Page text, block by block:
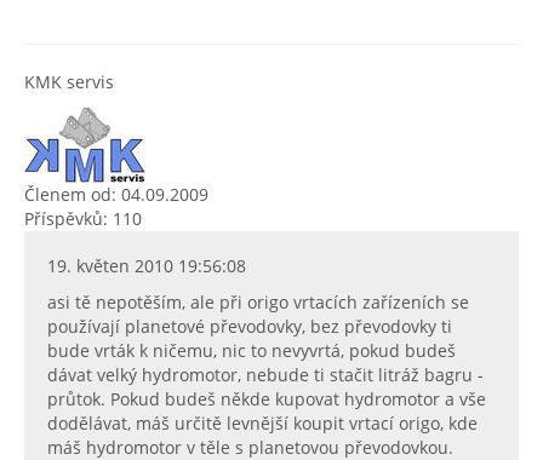
KMK servis
Členem od: 04.09.2009
Příspěvků: 110
19. květen 2010 19:56:08
asi tě nepotěším, ale při origo vrtacích zařízeních se
používají planetové převodovky, bez převodovky ti
bude vrták k ničemu, nic to nevyvrtá, pokud budeš
dávat velký hydromotor, nebude ti stačit litráž bagru -
průtok. Pokud budeš někde kupovat hydromotor a vše
dodělávat, máš určitě levnější koupit vrtací origo, kde
máš hydromotor v těle s planetovou převodovkou.